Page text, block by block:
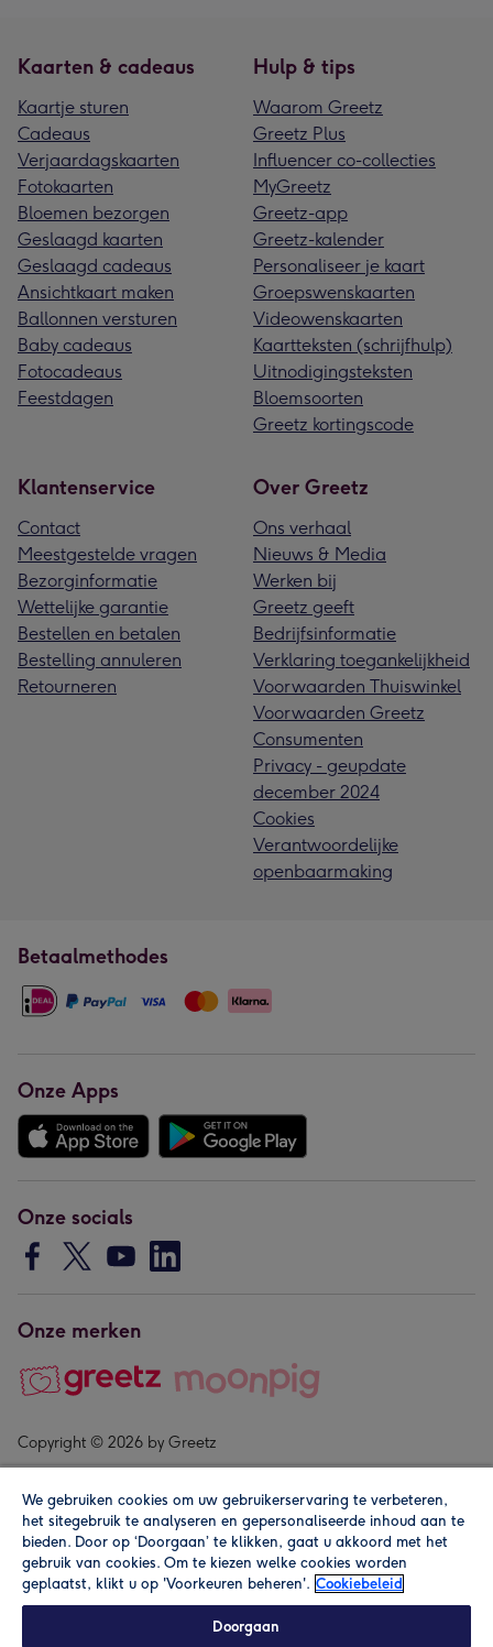
Kaarten & cadeaus
Kaartje sturen
Cadeaus
Verjaardagskaarten
Fotokaarten
Bloemen bezorgen
Geslaagd kaarten
Geslaagd cadeaus
Ansichtkaart maken
Ballonnen versturen
Baby cadeaus
Fotocadeaus
Feestdagen
Hulp & tips
Waarom Greetz
Greetz Plus
Influencer co-collecties
MyGreetz
Greetz-app
Greetz-kalender
Personaliseer je kaart
Groepswenskaarten
Videowenskaarten
Kaartteksten (schrijfhulp)
Uitnodigingsteksten
Bloemsoorten
Greetz kortingscode
Klantenservice
Contact
Meestgestelde vragen
Bezorginformatie
Wettelijke garantie
Bestellen en betalen
Bestelling annuleren
Retourneren
Over Greetz
Ons verhaal
Nieuws & Media
Werken bij
Greetz geeft
Bedrijfsinformatie
Verklaring toegankelijkheid
Voorwaarden Thuiswinkel
Voorwaarden Greetz
Consumenten
Privacy - geupdate
december 2024
Cookies
Verantwoordelijke
openbaarmaking
Betaalmethodes
Onze Apps
Onze socials
Onze merken
Copyright © 2026 by Greetz
Alle prijzen zijn inclusief btw en andere heffingen. Lees de
We gebruiken cookies om uw gebruikerservaring te verbeteren,
het sitegebruik te analyseren en gepersonaliseerde inhoud aan te
bieden. Door op ‘Doorgaan’ te klikken, gaat u akkoord met het
gebruik van cookies. Om te kiezen welke cookies worden
geplaatst, klikt u op 'Voorkeuren beheren'. Cookiebeleid
Doorgaan